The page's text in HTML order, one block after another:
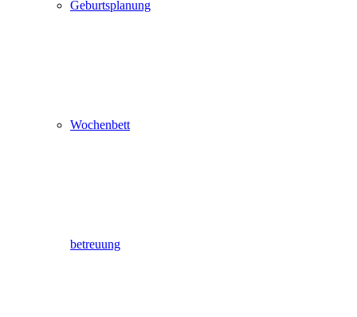
Geburtsplanung
Wochenbett
betreuung